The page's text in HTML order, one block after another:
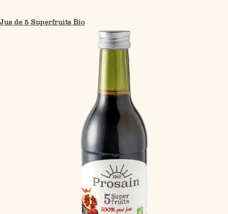
Jus de 5 Superfruits Bio